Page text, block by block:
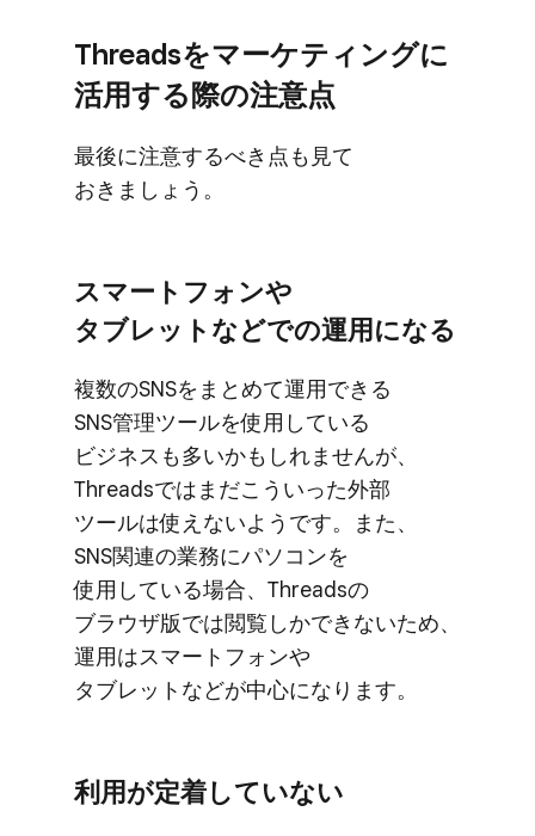
Threadsを​マーケティングに​
活用する​際の​注意点
最後に​注意するべき点も​見て​
おきましょう。
スマートフォンや​
タブレットなどでの​運用に​なる
複数の​SNSを​まとめて​運用できる​
SNS管理ツールを​使用している​
ビジネスも​多いかもしれませんが、​
Threadsでは​まだ​こういった​外部​
ツールは​使えないようです。​また、​
SNS関連の​業務に​パソコンを​
使用している​場合、​Threadsの​
ブラウザ版では​閲覧しかできないため、​
運用は​スマートフォンや​
タブレットなどが​中心に​なります。
利用が​定着していない